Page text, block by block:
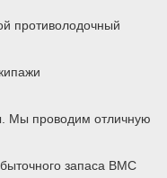
противолодочный
Мы проводим отличную
запаса ВМС